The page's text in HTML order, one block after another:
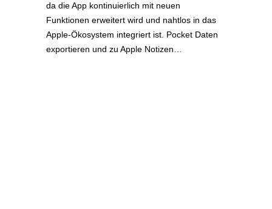
da die App kontinuierlich mit neuen
Funktionen erweitert wird und nahtlos in das
Apple-Ökosystem integriert ist. Pocket Daten
exportieren und zu Apple Notizen…